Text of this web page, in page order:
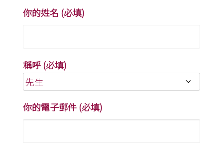
你的姓名 (必填)
稱呼 (必填)
你的電子郵件 (必填)